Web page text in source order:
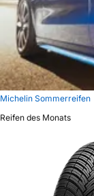
Michelin Sommerreifen
Reifen des Monats